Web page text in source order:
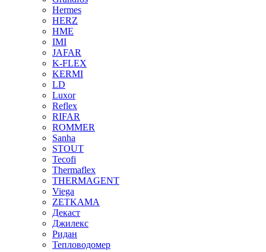
Hermes
HERZ
HME
IMI
JAFAR
K-FLEX
KERMI
LD
Luxor
Reflex
RIFAR
ROMMER
Sanha
STOUT
Tecofi
Thermaflex
THERMAGENT
Viega
ZETKAMA
Декаст
Джилекс
Ридан
Тепловодомер